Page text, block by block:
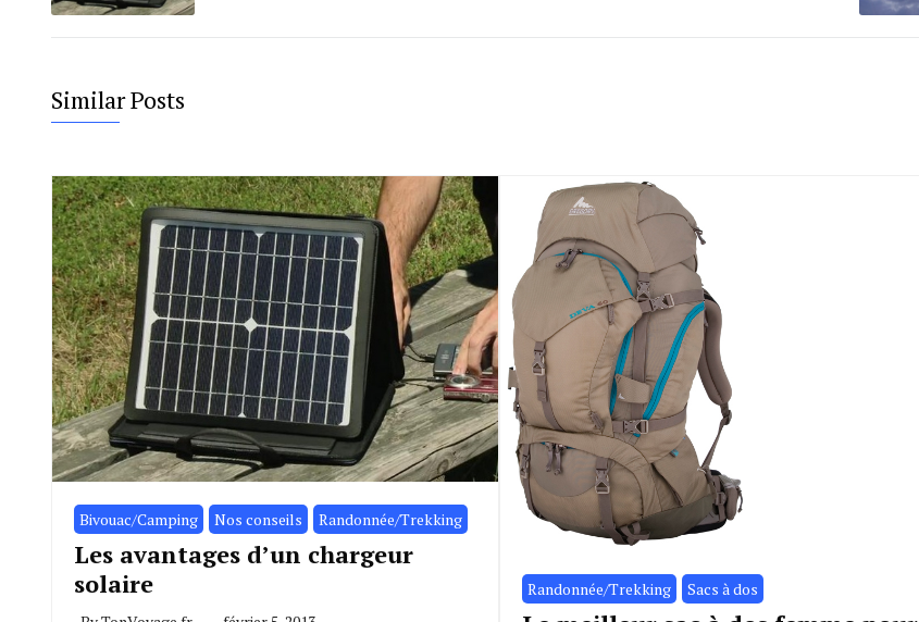
Similar Posts
Bivouac/Camping Nos conseils Randonnée/Trekking
Les avantages d’un chargeur
solaire
Randonnée/Trekking Sacs à dos